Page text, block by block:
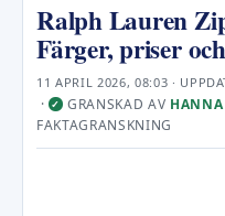
Ralph Lauren
Färger, priser
11 APRIL 2026, 08:03 ·
· ✓ GRANSKAD AV
FAKTAGRANSKNING